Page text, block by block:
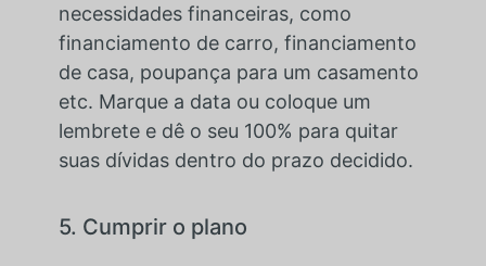
necessidades financeiras, como
financiamento de carro, financiamento
de casa, poupança para um casamento
etc. Marque a data ou coloque um
lembrete e dê o seu 100% para quitar
suas dívidas dentro do prazo decidido.
5. Cumprir o plano